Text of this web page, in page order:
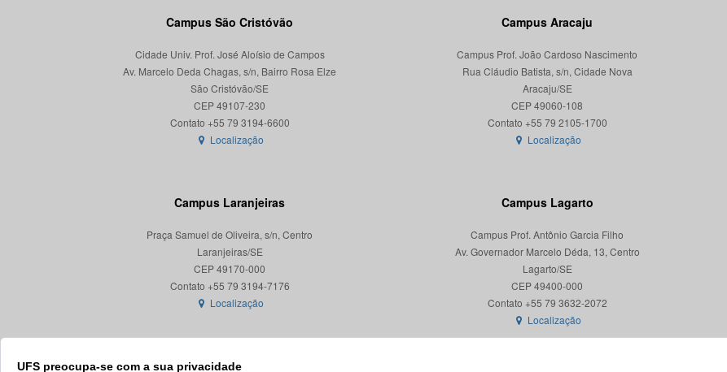
UFS preocupa-se com a sua privacidade
Campus São Cristóvão
Cidade Univ. Prof. José Aloísio de Campos
Av. Marcelo Deda Chagas, s/n, Bairro Rosa Elze
São Cristóvão/SE
CEP 49107-230
Localização
Campus Aracaju
Campus Prof. João Cardoso Nascimento
Rua Cláudio Batista, s/n, Cidade Nova
Aracaju/SE
CEP 49060-108
Localização
Campus Laranjeiras
Praça Samuel de Oliveira, s/n, Centro
Laranjeiras/SE
CEP 49170-000
Localização
Campus Lagarto
Campus Prof. Antônio Garcia Filho
Av. Governador Marcelo Déda, 13, Centro
Lagarto/SE
CEP 49400-000
Localização